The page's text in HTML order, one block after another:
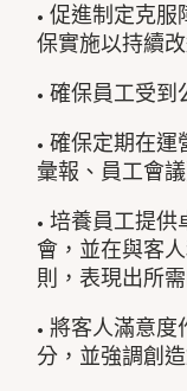
• 促進制定克
保實施以持續
• 確保員工受到
• 確保定期在
彙報、員工會議
• 培養員工提
會，並在與客
則，表現出所
• 將客人滿意
分，並強調創